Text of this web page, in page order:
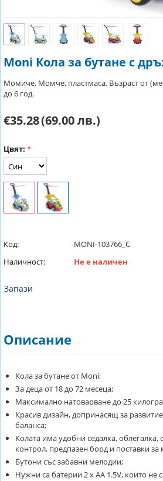
Moni Кола за бутане с
Момиче, Момче, пластмаса, Възраст от
до 6 год.
€35.28(69.00 лв.)
Цвят:
Код:
MONI-103766_C
Наличност:
Не е наличен
Запази
Описание
Кола за бутане от Moni;
За деца от 18 до 72 месеца;
Максимално натоварване до 25
Красив дизайн, допринасящ за
баланса;
Колата има удобни седалка, облегалка,
контрол, предпазен борд и поставки за
Бутони със забавни мелодии;
Нужни са батерии 2 х АА 1.5V, които не